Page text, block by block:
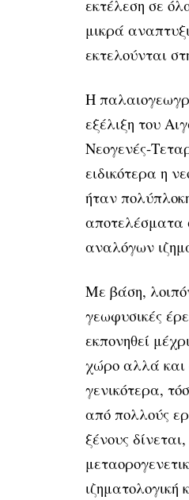
εκτέλεση σε
μικρά
εκτελούνται
Η
εξέλιξη του
Νεογενές-
ειδικότερα η
ήταν
αποτελέσματα
αναλόγων
Με βάση,
γεωφυσικές
εκπονηθεί
χώρο αλλά και
γενικότερα,
από πολλούς
ξένους
ιζηματολογική